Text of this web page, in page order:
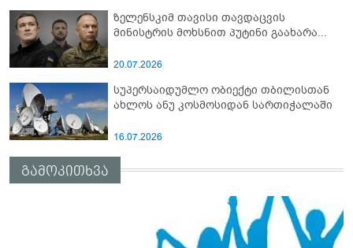
ზელენსკიმ თავისი თავდაცვის
მინისტრის მოხსნით პუტინი გაახარა...
20.07.2026
სუპერსაიდუმლო ობიექტი თბილისთან
ახლოს ანუ კოსმოსიდან სართიჭალაში
16.07.2026
გამოკითხვა